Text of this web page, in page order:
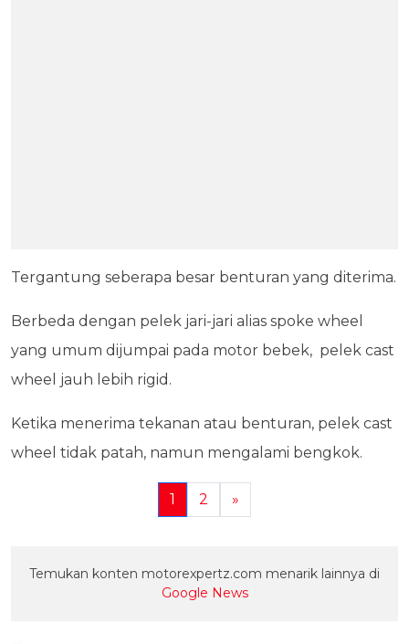
Tergantung seberapa besar benturan yang diterima.
Berbeda dengan pelek jari-jari alias spoke wheel
yang umum dijumpai pada motor bebek, pelek cast
wheel jauh lebih rigid.
Ketika menerima tekanan atau benturan, pelek cast
wheel tidak patah, namun mengalami bengkok.
1 2 »
Temukan konten motorexpertz.com menarik lainnya di
Google News